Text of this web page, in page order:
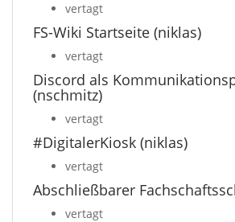
vertagt
FS-Wiki Startseite (niklas)
vertagt
Discord als
(nschmitz)
vertagt
#DigitalerKiosk (niklas)
vertagt
Abschließbarer
vertagt